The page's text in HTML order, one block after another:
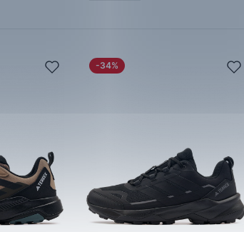
-34%